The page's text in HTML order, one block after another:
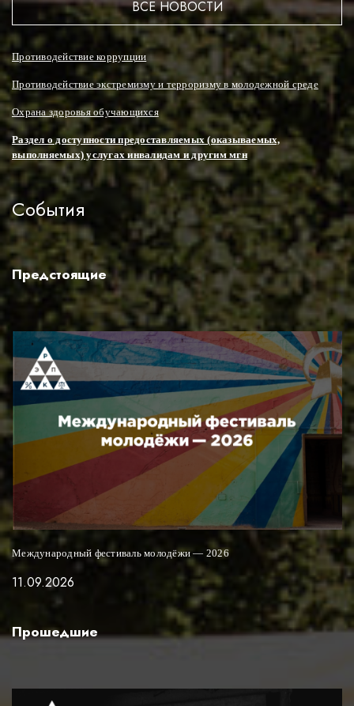
ВСЕ НОВОСТИ
Противодействие коррупции
Противодействие экстремизму и терроризму в молодежной среде
Охрана здоровья обучающихся
Раздел о доступности предоставляемых (оказываемых,
выполняемых) услугах инвалидам и другим мгн
События
Предстоящие
Международный фестиваль молодёжи — 2026
11.09.2026
Прошедшие